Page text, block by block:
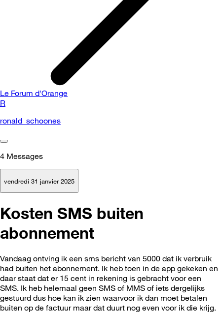
Le Forum d'Orange
R
ronald_schoones
4 Messages
vendredi 31 janvier 2025
Kosten SMS buiten
abonnement
Vandaag ontving ik een sms bericht van 5000 dat ik verbruik
had buiten het abonnement. Ik heb toen in de app gekeken en
daar staat dat er 15 cent in rekening is gebracht voor een
SMS. Ik heb helemaal geen SMS of MMS of iets dergelijks
gestuurd dus hoe kan ik zien waarvoor ik dan moet betalen
buiten op de factuur maar dat duurt nog even voor ik die krijg.